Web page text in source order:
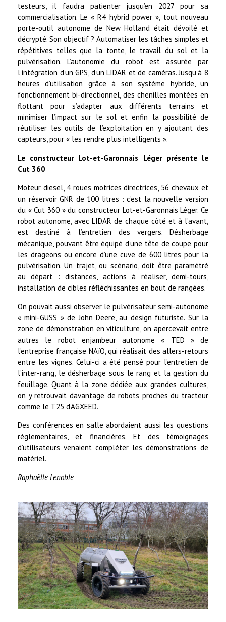
testeurs, il faudra patienter jusqu’en 2027 pour sa
commercialisation. Le « R4 hybrid power », tout nouveau
porte-outil autonome de New Holland était dévoilé et
décrypté. Son objectif ? Automatiser les tâches simples et
répétitives telles que la tonte, le travail du sol et la
pulvérisation. L’autonomie du robot est assurée par
l’intégration d’un GPS, d’un LIDAR et de caméras. Jusqu’à 8
heures d’utilisation grâce à son système hybride, un
fonctionnement bi-directionnel, des chenilles montées en
flottant pour s’adapter aux différents terrains et
minimiser l’impact sur le sol et enfin la possibilité de
réutiliser les outils de l’exploitation en y ajoutant des
capteurs, pour « les rendre plus intelligents ».
Le constructeur Lot-et-Garonnais Léger présente le
Cut 360
Moteur diesel, 4 roues motrices directrices, 56 chevaux et
un réservoir GNR de 100 litres : c’est la nouvelle version
du « Cut 360 » du constructeur Lot-et-Garonnais Léger. Ce
robot autonome, avec LIDAR de chaque côté et à l’avant,
est destiné à l’entretien des vergers. Désherbage
mécanique, pouvant être équipé d’une tête de coupe pour
les drageons ou encore d’une cuve de 600 litres pour la
pulvérisation. Un trajet, ou scénario, doit être paramétré
au départ : distances, actions à réaliser, demi-tours,
installation de cibles réfléchissantes en bout de rangées.
On pouvait aussi observer le pulvérisateur semi-autonome
« mini-GUSS » de John Deere, au design futuriste. Sur la
zone de démonstration en viticulture, on apercevait entre
autres le robot enjambeur autonome « TED » de
l’entreprise française NAïO, qui réalisait des allers-retours
entre les vignes. Celui-ci a été pensé pour l’entretien de
l’inter-rang, le désherbage sous le rang et la gestion du
feuillage. Quant à la zone dédiée aux grandes cultures,
on y retrouvait davantage de robots proches du tracteur
comme le T25 d’AGXEED.
Des conférences en salle abordaient aussi les questions
réglementaires, et financières. Et des témoignages
d’utilisateurs venaient compléter les démonstrations de
matériel.
Raphaëlle Lenoble